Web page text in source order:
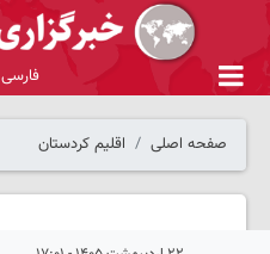
فارسی
صفحه اصلی اقلیم کردستان